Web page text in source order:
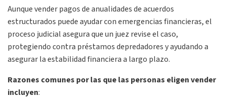
Aunque vender pagos de anualidades de acuerdos
estructurados puede ayudar con emergencias financieras, el
proceso judicial asegura que un juez revise el caso,
protegiendo contra préstamos depredadores y ayudando a
asegurar la estabilidad financiera a largo plazo.
Razones comunes por las que las personas eligen vender
incluyen: